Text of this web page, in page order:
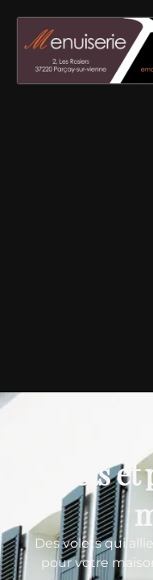
Volets
Des volets qui
pour votre